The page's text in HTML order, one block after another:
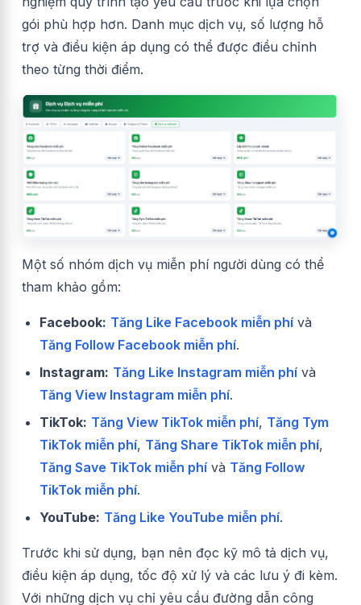
gói phù hợp hơn. Danh mục dịch vụ, số lượng hỗ
trợ và điều kiện áp dụng có thể được điều chỉnh
theo từng thời điểm.
Một số nhóm dịch vụ miễn phí người dùng có thể
tham khảo gồm:
Facebook: Tăng Like Facebook miễn phí và
Tăng Follow Facebook miễn phí.
Instagram: Tăng Like Instagram miễn phí và
Tăng View Instagram miễn phí.
TikTok: Tăng View TikTok miễn phí, Tăng Tym
TikTok miễn phí, Tăng Share TikTok miễn phí,
Tăng Save TikTok miễn phí và Tăng Follow
TikTok miễn phí.
YouTube: Tăng Like YouTube miễn phí.
Trước khi sử dụng, bạn nên đọc kỹ mô tả dịch vụ,
điều kiện áp dụng, tốc độ xử lý và các lưu ý đi kèm.
Với những dịch vụ chỉ yêu cầu đường dẫn công